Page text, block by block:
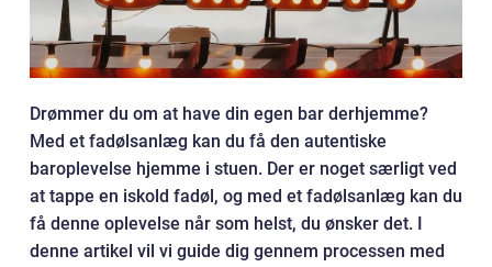
Drømmer du om at have din egen bar derhjemme?
Med et fadølsanlæg kan du få den autentiske
baroplevelse hjemme i stuen. Der er noget særligt ved
at tappe en iskold fadøl, og med et fadølsanlæg kan du
få denne oplevelse når som helst, du ønsker det. I
denne artikel vil vi guide dig gennem processen med